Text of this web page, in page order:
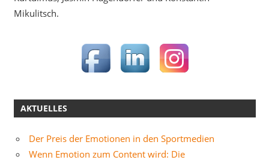
Mikulitsch.
AKTUELLES
Der Preis der Emotionen in den Sportmedien
Wenn Emotion zum Content wird: Die